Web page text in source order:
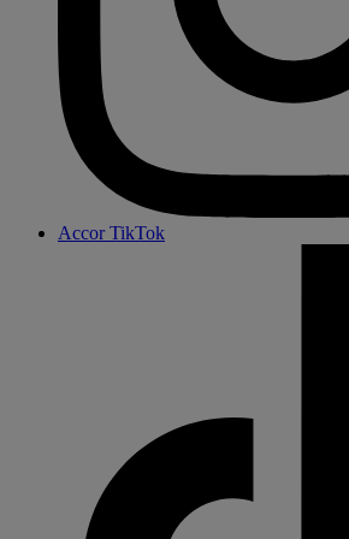
Accor TikTok